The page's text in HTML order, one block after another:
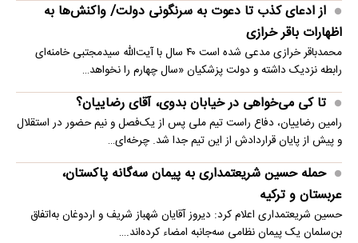
از ادعای کذب تا دعوت به سرنگونی دولت/ واکنش‌ها به
اظهارات باقر خرازی‌
محمدباقر خرازی مدعی شده است ۴۰ سال با آیت‌الله سیدمجتبی خامنه‌ای
رابطه نزدیک داشته و دولت پزشکیان «سال چهارم را نخواهد…
تا کی می‌خواهی در خیابان بدوی، آقای رضاییان؟
رامین رضاییان، دفاع راست تیم ملی پس از یک‌فصل و نیم حضور در استقلال
و پیش از پایان قراردادش از این تیم جدا شد. چرخه‌ای…
حمله حسین شریعتمداری به پیمان سه‌گانه پاکستان،
عربستان و ترکیه
حسین شریعتمداری اعلام کرد: دیروز آقایان شهباز شریف و اردوغان به‌اتفاق
بن‌سلمان یک پیمان نظامی سه‌جانبه امضاء کرده‌اند.…